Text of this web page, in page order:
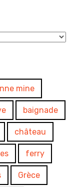
mine
baignade
château
ferry
Grèce